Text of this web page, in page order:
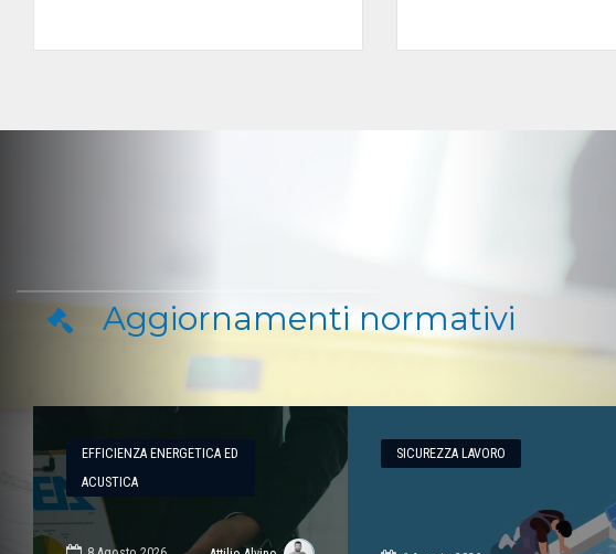
Aggiornamenti normativi
EFFICIENZA ENERGETICA ED
ACUSTICA
SICUREZZA LAVORO